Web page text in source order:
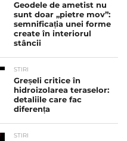
Geodele de ametist nu
sunt doar „pietre mov”:
semnificația unei forme
create în interiorul
stâncii
STIRI
Greșeli critice în
hidroizolarea teraselor:
detaliile care fac
diferența
STIRI